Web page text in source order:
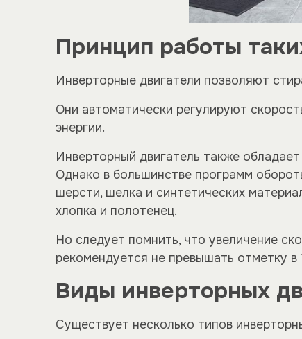
Принцип работы
Инверторные двигатели позволяют
Они автоматически регулируют
энергии.
Инверторный двигатель также
Однако в большинстве программ
шерсти, шелка и синтетических
хлопка и полотенец.
Но следует помнить, что увеличение
рекомендуется не превышать отметку
Виды инверторных
Существует несколько типов